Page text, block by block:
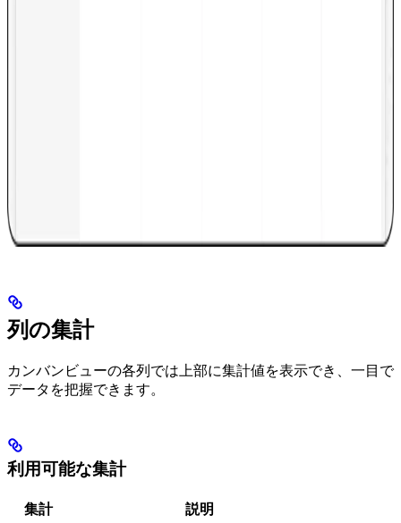
列の集計
カンバンビューの各列では上部に集計値を表示でき、一目で
データを把握できます。
利用可能な集計
集計
説明